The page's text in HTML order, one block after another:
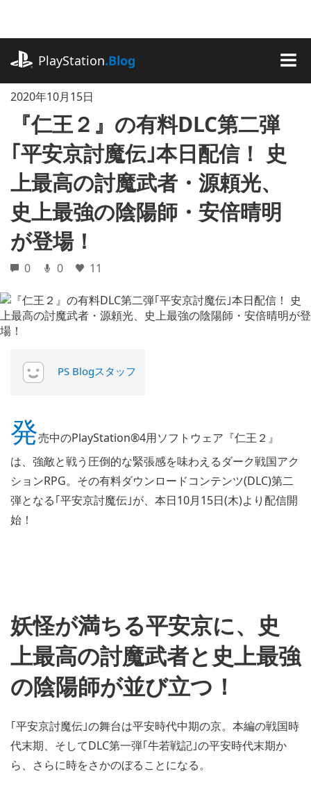
に
ッ
PlayStation.Blog
2020年10月15日
『仁王２』の有料DLC第二弾
｢平安京討魔伝｣本日配信！ 史
上最高の討魔武者・源頼光、
史上最強の陰陽師・安倍晴明
が登場！
0 0 11
PS Blogスタッフ
発売中のPlayStation®4用ソフトウェア『仁王２』
は、強敵と戦う圧倒的な緊張感を味わえるダーク戦国アク
ションRPG。その有料ダウンロードコンテンツ(DLC)第二
弾となる｢平安京討魔伝｣が、本日10月15日(木)より配信開
始！
妖怪が満ちる平安京に、史
上最高の討魔武者と史上最強
の陰陽師が並び立つ！
｢平安京討魔伝｣の舞台は平安時代中期の京。本編の戦国時
代末期、そしてDLC第一弾｢牛若戦記｣の平安時代末期か
ら、さらに時をさかのぼることになる。